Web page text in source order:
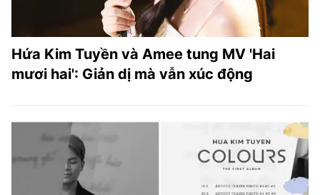
Hứa Kim Tuyền và Amee tung MV 'Hai
mươi hai': Giản dị mà vẫn xúc động